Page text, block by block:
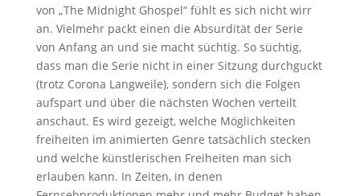
von „The Midnight Ghospel“ fühlt es sich nicht wirr
an. Vielmehr packt einen die Absurdität der Serie
von Anfang an und sie macht süchtig. So süchtig,
dass man die Serie nicht in einer Sitzung durchguckt
(trotz Corona Langweile), sondern sich die Folgen
aufspart und über die nächsten Wochen verteilt
anschaut. Es wird gezeigt, welche Möglichkeiten
freiheiten im animierten Genre tatsächlich stecken
und welche künstlerischen Freiheiten man sich
erlauben kann. In Zeiten, in denen